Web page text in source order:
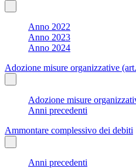
Anno 2022
Anno 2023
Anno 2024
Adozione misure organizzative
Adozione misure
Anni precedenti
Ammontare complessivo dei debiti
Anni precedenti